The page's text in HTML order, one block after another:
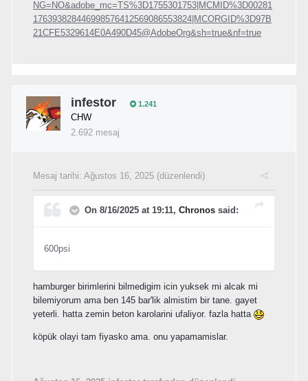
NG=NO&adobe_mc=TS%3D1755301753|MCMID%3D00281
176393828446998576412569086553824|MCORGID%3D97B
21CFE5329614E0A490D45@AdobeOrg&sh=true&nf=true
infestor 1.241
CHW
2.692 mesaj
Mesaj tarihi: Ağustos 16, 2025 (düzenlendi)
On 8/16/2025 at 19:11, Chronos said:
600psi
hamburger birimlerini bilmedigim icin yuksek mi alcak mi
bilemiyorum ama ben 145 bar'lik almistim bir tane. gayet
yeterli. hatta zemin beton karolarini ufaliyor. fazla hatta
köpük olayi tam fiyasko ama. onu yapamamislar.